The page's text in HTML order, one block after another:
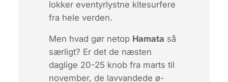
lokker eventyrlystne kitesurfere
fra hele verden.
Men hvad gør netop Hamata så
særligt? Er det de næsten
daglige 20-25 knob fra marts til
november, de lavvandede ø-